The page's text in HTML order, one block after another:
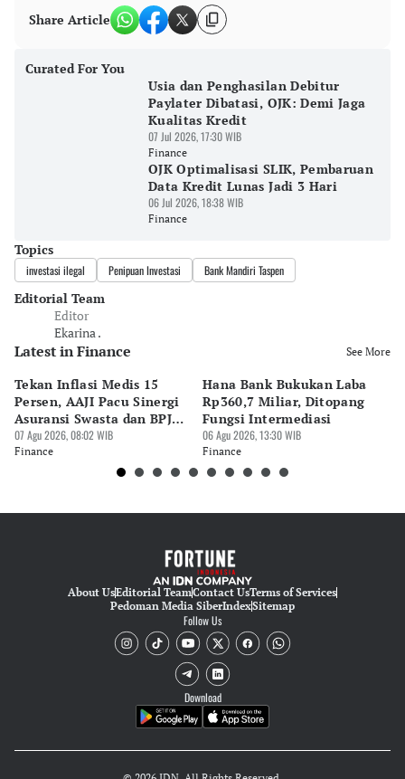
Share Article
Curated For You
Usia dan Penghasilan Debitur
Paylater Dibatasi, OJK: Demi Jaga
Kualitas Kredit
07 Jul 2026, 17:30 WIB
Finance
OJK Optimalisasi SLIK, Pembaruan
Data Kredit Lunas Jadi 3 Hari
06 Jul 2026, 18:38 WIB
Finance
Topics
investasi ilegal Penipuan Investasi Bank Mandiri Taspen
Editorial Team
Editor
Ekarina .
Latest in Finance See More
Tekan Inflasi Medis 15
Persen, AAJI Pacu Sinergi
Asuransi Swasta dan BPJS
Kesehatan
07 Agu 2026, 08:02 WIB
Finance
Hana Bank Bukukan Laba
Rp360,7 Miliar, Ditopang
Fungsi Intermediasi
06 Agu 2026, 13:30 WIB
Finance
About UsEditorial TeamContact UsTerms of Services
Pedoman Media SiberIndexSitemap
Follow Us
Download